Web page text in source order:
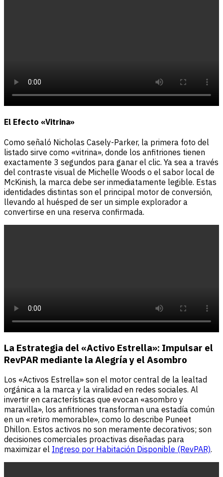
El Efecto «Vitrina»
Como señaló Nicholas Casely-Parker, la primera foto del
listado sirve como «vitrina», donde los anfitriones tienen
exactamente 3 segundos para ganar el clic. Ya sea a través
del contraste visual de Michelle Woods o el sabor local de
McKinish, la marca debe ser inmediatamente legible. Estas
identidades distintas son el principal motor de conversión,
llevando al huésped de ser un simple explorador a
convertirse en una reserva confirmada.
La Estrategia del «Activo Estrella»: Impulsar el
RevPAR mediante la Alegría y el Asombro
Los «Activos Estrella» son el motor central de la lealtad
orgánica a la marca y la viralidad en redes sociales. Al
invertir en características que evocan «asombro y
maravilla», los anfitriones transforman una estadía común
en un «retiro memorable», como lo describe Puneet
Dhillon. Estos activos no son meramente decorativos; son
decisiones comerciales proactivas diseñadas para
maximizar el Ingreso por Habitación Disponible (RevPAR).